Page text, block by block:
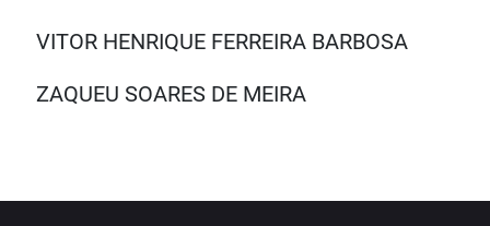
VITOR HENRIQUE FERREIRA BARBOSA
ZAQUEU SOARES DE MEIRA